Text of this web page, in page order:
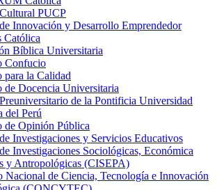
PUCP
Innovación y Desarrollo Emprendedor
Católica
Bíblica Universitaria
Confucio
para la Calidad
de Docencia Universitaria
de la Pontificia Universidad
del Perú
de Opinión Pública
Investigaciones y Servicios Educativos
Investigaciones Sociológicas, Económica
y Antropológicas (CISEPA)
Nacional de Ciencia, Tecnología e Innovación